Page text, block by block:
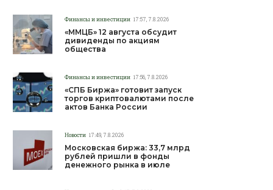
Финансы и инвестиции 17:57, 7.8.2026
«ММЦБ» 12 августа обсудит
дивиденды по акциям
общества
Финансы и инвестиции 17:56, 7.8.2026
«СПБ Биржа» готовит запуск
торгов криптовалютами после
актов Банка России
Новости 17:49, 7.8.2026
Московская биржа: 33,7 млрд
рублей пришли в фонды
денежного рынка в июле